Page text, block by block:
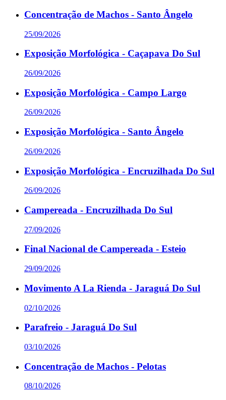
Concentração de Machos - Santo Ângelo
25/09/2026
Exposição Morfológica - Caçapava Do Sul
26/09/2026
Exposição Morfológica - Campo Largo
26/09/2026
Exposição Morfológica - Santo Ângelo
26/09/2026
Exposição Morfológica - Encruzilhada Do Sul
26/09/2026
Campereada - Encruzilhada Do Sul
27/09/2026
Final Nacional de Campereada - Esteio
29/09/2026
Movimento A La Rienda - Jaraguá Do Sul
02/10/2026
Parafreio - Jaraguá Do Sul
03/10/2026
Concentração de Machos - Pelotas
08/10/2026